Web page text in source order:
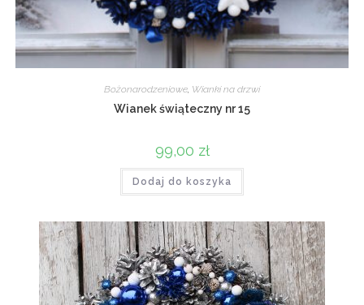
Bożonarodzeniowe Wianki na drzwi
Wianek świąteczny nr 15
99,00 zł
Dodaj do koszyka